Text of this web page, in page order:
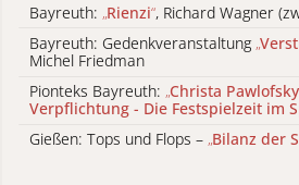
Bayreuth: „Rienzi“, Richard Wagner
Bayreuth: Gedenkveranstaltung „
Michel Friedman
Pionteks Bayreuth: „Christa
Verpflichtung - Die Festspielzeit im
Gießen: Tops und Flops – „Bilanz der